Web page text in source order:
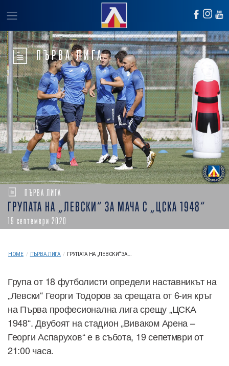
ПЪРВА ЛИГА
ПЪРВА ЛИГА
ГРУПАТА НА „ЛЕВСКИ“ ЗА МАЧА С „ЦСКА 1948“
19 септември 2020
HOME / ПЪРВА ЛИГА / ГРУПАТА НА „ЛЕВСКИ“ ЗА...
Група от 18 футболисти определи наставникът на
„Левски“ Георги Тодоров за срещата от 6-ия кръг
на Първа професионална лига срещу „ЦСКА
1948“. Двубоят на стадион „Виваком Арена –
Георги Аспарухов“ е в събота, 19 сепетмври от
21:00 часа.